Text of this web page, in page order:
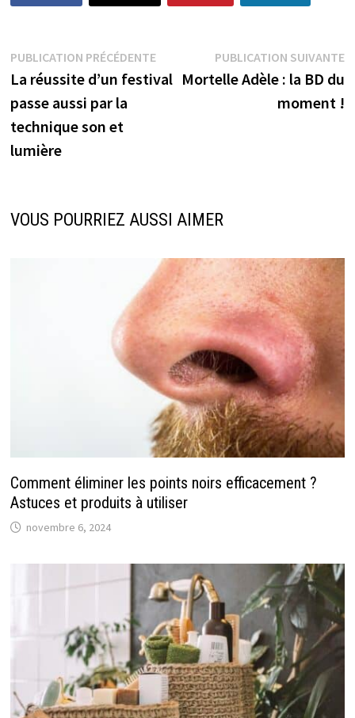
Navigation
de
l’article
PUBLICATION PRÉCÉDENTEPublication
précédente :
La réussite d’un festival
passe aussi par la
technique son et
lumière
PUBLICATION SUIVANTE
Mortelle Adèle : la BD du
moment !
VOUS POURRIEZ AUSSI AIMER
Comment éliminer les points noirs efficacement ?
Astuces et produits à utiliser
novembre 6, 2024